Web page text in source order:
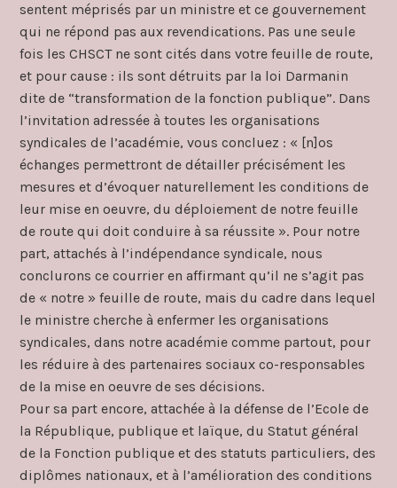
sentent méprisés par un ministre et ce gouvernement
qui ne répond pas aux revendications. Pas une seule
fois les CHSCT ne sont cités dans votre feuille de route,
et pour cause : ils sont détruits par la loi Darmanin
dite de “transformation de la fonction publique”. Dans
l’invitation adressée à toutes les organisations
syndicales de l’académie, vous concluez : « [n]os
échanges permettront de détailler précisément les
mesures et d’évoquer naturellement les conditions de
leur mise en oeuvre, du déploiement de notre feuille
de route qui doit conduire à sa réussite ». Pour notre
part, attachés à l’indépendance syndicale, nous
conclurons ce courrier en affirmant qu’il ne s’agit pas
de « notre » feuille de route, mais du cadre dans lequel
le ministre cherche à enfermer les organisations
syndicales, dans notre académie comme partout, pour
les réduire à des partenaires sociaux co-responsables
de la mise en oeuvre de ses décisions.
Pour sa part encore, attachée à la défense de l’Ecole de
la République, publique et laïque, du Statut général
de la Fonction publique et des statuts particuliers, des
diplômes nationaux, et à l’amélioration des conditions